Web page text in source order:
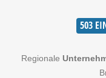
503
Regionale